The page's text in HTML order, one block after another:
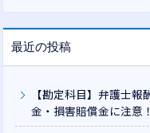
最近の投稿
【勘定科目】弁護士
金・損害賠償金に注意！